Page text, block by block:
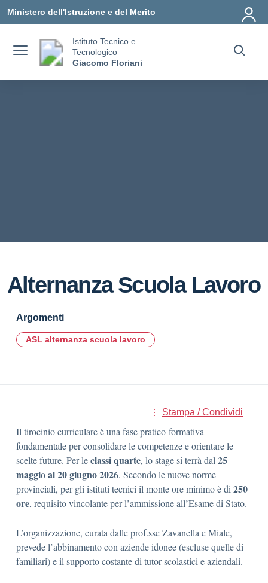
Ministero dell'Istruzione e del Merito
Istituto Tecnico e
Tecnologico
Giacomo Floriani
Alternanza Scuola Lavoro
Argomenti
ASL alternanza scuola lavoro
Stampa / Condividi
Il tirocinio curriculare è una fase pratico-formativa
fondamentale per consolidare le competenze e orientare le
scelte future. Per leclassi quarte, lo stage si terrà dal 25
maggio al 20 giugno 2026. Secondo le nuove norme
provinciali, per gli istituti tecnici il monte ore minimo è di 250
ore, requisito vincolante per l’ammissione all’Esame di Stato.
L’organizzazione, curata dalle prof.sse Zavanella e Miale,
prevede l’abbinamento con aziende idonee (escluse quelle di
familiari) e il supporto costante di tutor scolastici e aziendali.